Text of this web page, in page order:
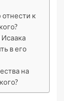
к
в его
на